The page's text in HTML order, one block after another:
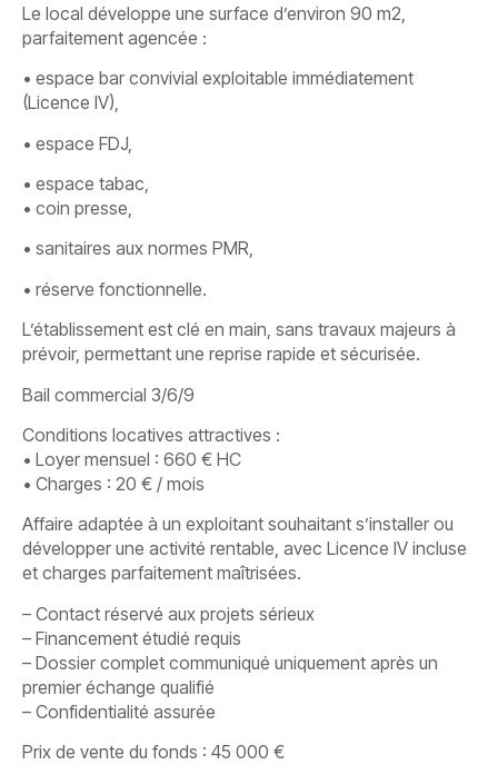
Le local développe une surface d’environ 90 m2,
parfaitement agencée :
• espace bar convivial exploitable immédiatement
(Licence IV),
• espace FDJ,
• espace tabac,
• coin presse,
• sanitaires aux normes PMR,
• réserve fonctionnelle.
L’établissement est clé en main, sans travaux majeurs à
prévoir, permettant une reprise rapide et sécurisée.
Bail commercial 3/6/9
Conditions locatives attractives :
• Loyer mensuel : 660 € HC
• Charges : 20 € / mois
Affaire adaptée à un exploitant souhaitant s’installer ou
développer une activité rentable, avec Licence IV incluse
et charges parfaitement maîtrisées.
– Contact réservé aux projets sérieux
– Financement étudié requis
– Dossier complet communiqué uniquement après un
premier échange qualifié
– Confidentialité assurée
Prix de vente du fonds : 45 000 €